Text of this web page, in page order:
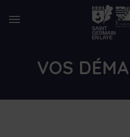
Ouvrir
Lien
de
retour
à
la
VOS